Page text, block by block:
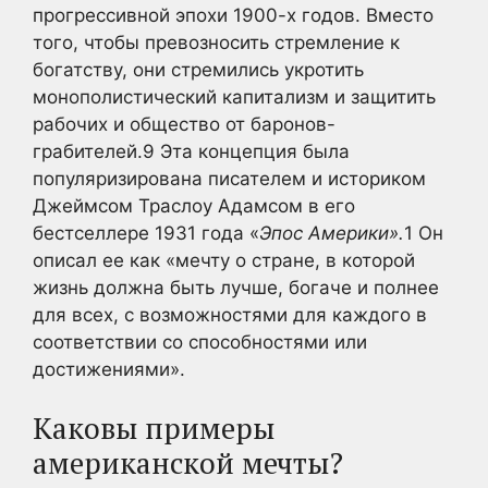
прогрессивной эпохи 1900-х годов. Вместо
того, чтобы превозносить стремление к
богатству, они стремились укротить
монополистический капитализм и защитить
рабочих и общество от баронов-
грабителей.9 Эта концепция была
популяризирована писателем и историком
Джеймсом Траслоу Адамсом в его
бестселлере 1931 года «Эпос Америки».1 Он
описал ее как «мечту о стране, в которой
жизнь должна быть лучше, богаче и полнее
для всех, с возможностями для каждого в
соответствии со способностями или
достижениями».
Каковы примеры
американской мечты?